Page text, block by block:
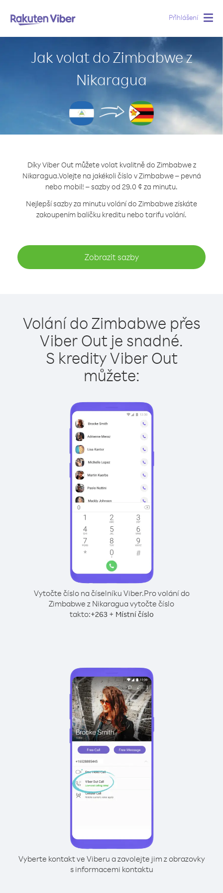
Přihlášení
Jak volat do Zimbabwe z
Nikaragua
Díky Viber Out můžete volat kvalitně do Zimbabwe z
Nikaragua.Volejte na jakékoli číslo v Zimbabwe – pevná
nebo mobil! – sazby od 29.0 ¢ za minutu.
Nejlepší sazby za minutu volání do Zimbabwe získáte
zakoupením balíčku kreditu nebo tarifu volání.
Zobrazit sazby
Volání do Zimbabwe přes
Viber Out je snadné.
S kredity Viber Out
můžete:
Vytočte číslo na číselníku Viber.Pro volání do
Zimbabwe z Nikaragua vytočte číslo
takto:+263+ Místní číslo
Vyberte kontakt ve Viberu a zavolejte jim z obrazovky
s informacemi kontaktu